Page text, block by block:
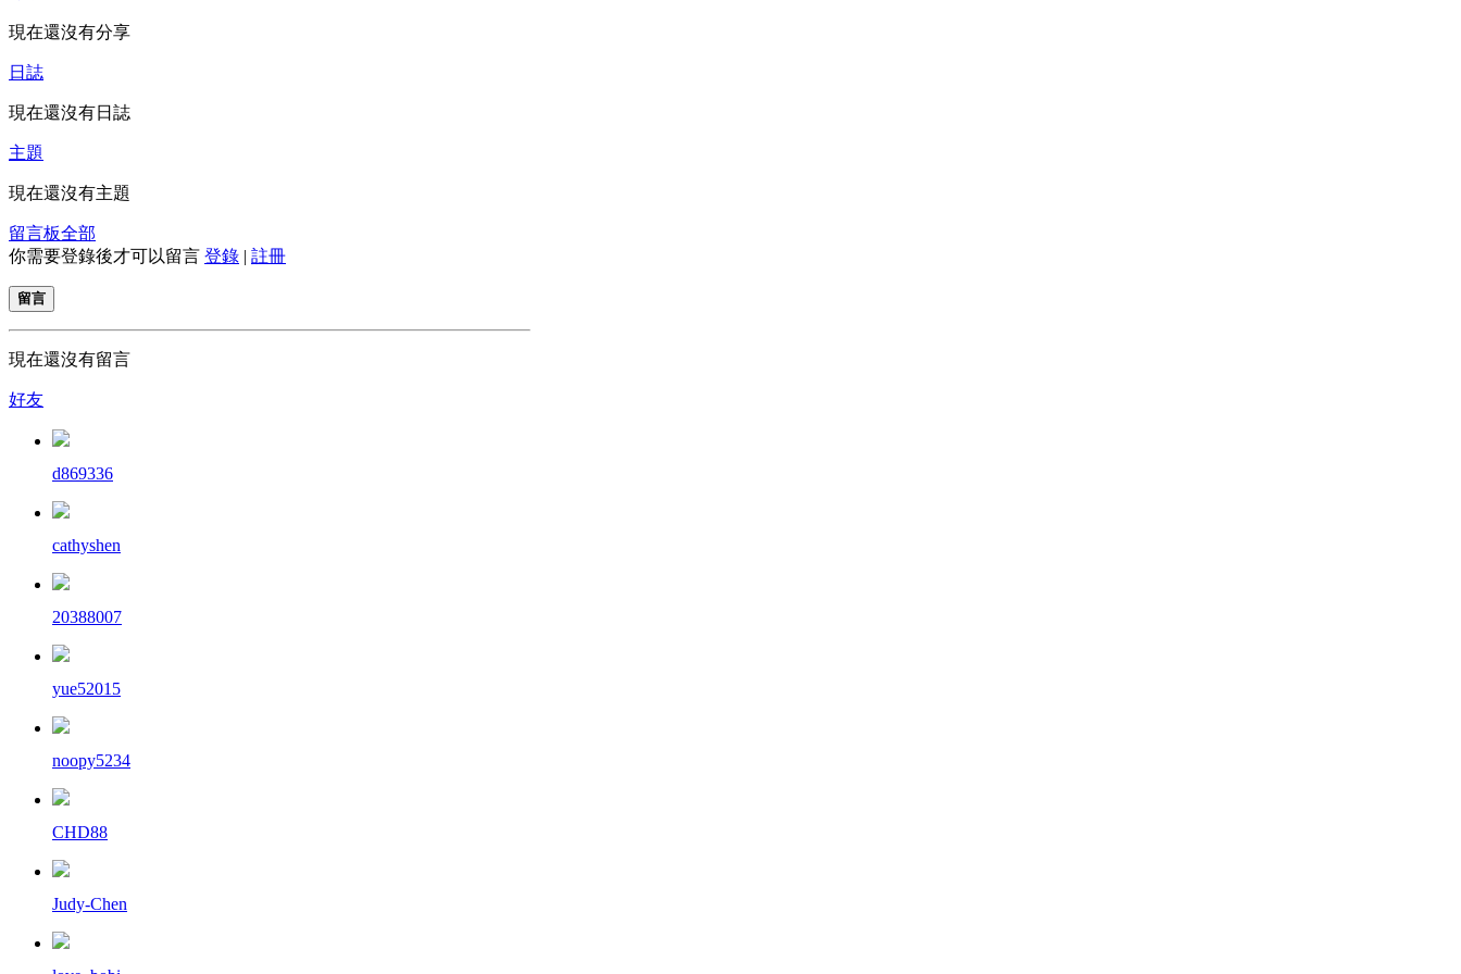
現在還沒有分享
日誌
現在還沒有日誌
主題
現在還沒有主題
留言板全部
你需要登錄後才可以留言 登錄 | 註冊
留言
現在還沒有留言
好友
d869336
cathyshen
20388007
yue52015
noopy5234
CHD88
Judy-Chen